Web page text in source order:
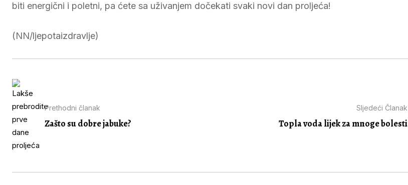
biti energični i poletni, pa ćete sa uživanjem dočekati svaki novi dan proljeća!
(NN/ljepotaizdravlje)
Prethodni članak
Zašto su dobre jabuke?
Sljedeći Članak
Topla voda lijek za mnoge bolesti